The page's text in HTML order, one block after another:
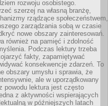
rozwoju osobistego.
szerzej na własną branżę,
rządzące społeczeństwem,
zarządzania sobą w czasie
nowe obszary zainteresowań.
również na pamięć i zdolność
Podczas lektury trzeba
fakty, zapamiętywać
konsekwencje zdarzeń. To
obszary umysłu i sprawia, że
ale w uporządkowany
powodu lektura jest często
z aktywności wspierających
w późniejszych latach